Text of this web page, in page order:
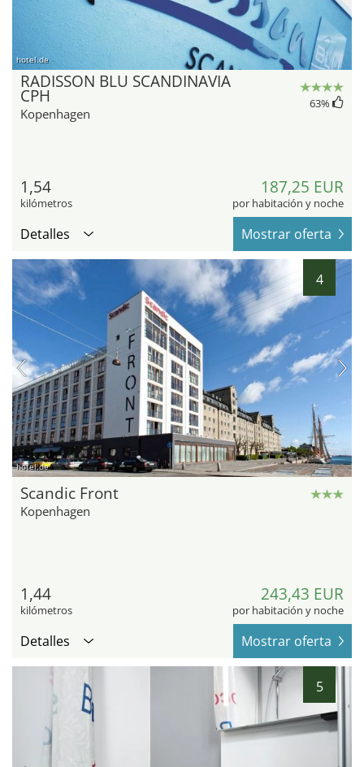
hotel.de
RADISSON BLU SCANDINAVIA
CPH
Kopenhagen
63%
1,54
kilómetros
187,25 EUR
por habitación y noche
Detalles Mostrar oferta
4
hotel.de
Scandic Front
Kopenhagen
1,44
kilómetros
243,43 EUR
por habitación y noche
Detalles Mostrar oferta
5